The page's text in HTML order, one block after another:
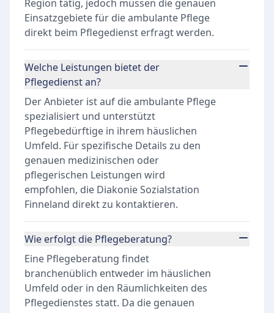
Region tätig, jedoch müssen die genauen
Einsatzgebiete für die ambulante Pflege
direkt beim Pflegedienst erfragt werden.
Welche Leistungen bietet der
Pflegedienst an?
Der Anbieter ist auf die ambulante Pflege
spezialisiert und unterstützt
Pflegebedürftige in ihrem häuslichen
Umfeld. Für spezifische Details zu den
genauen medizinischen oder
pflegerischen Leistungen wird
empfohlen, die Diakonie Sozialstation
Finneland direkt zu kontaktieren.
Wie erfolgt die Pflegeberatung?
Eine Pflegeberatung findet
branchenüblich entweder im häuslichen
Umfeld oder in den Räumlichkeiten des
Pflegedienstes statt. Da die genauen